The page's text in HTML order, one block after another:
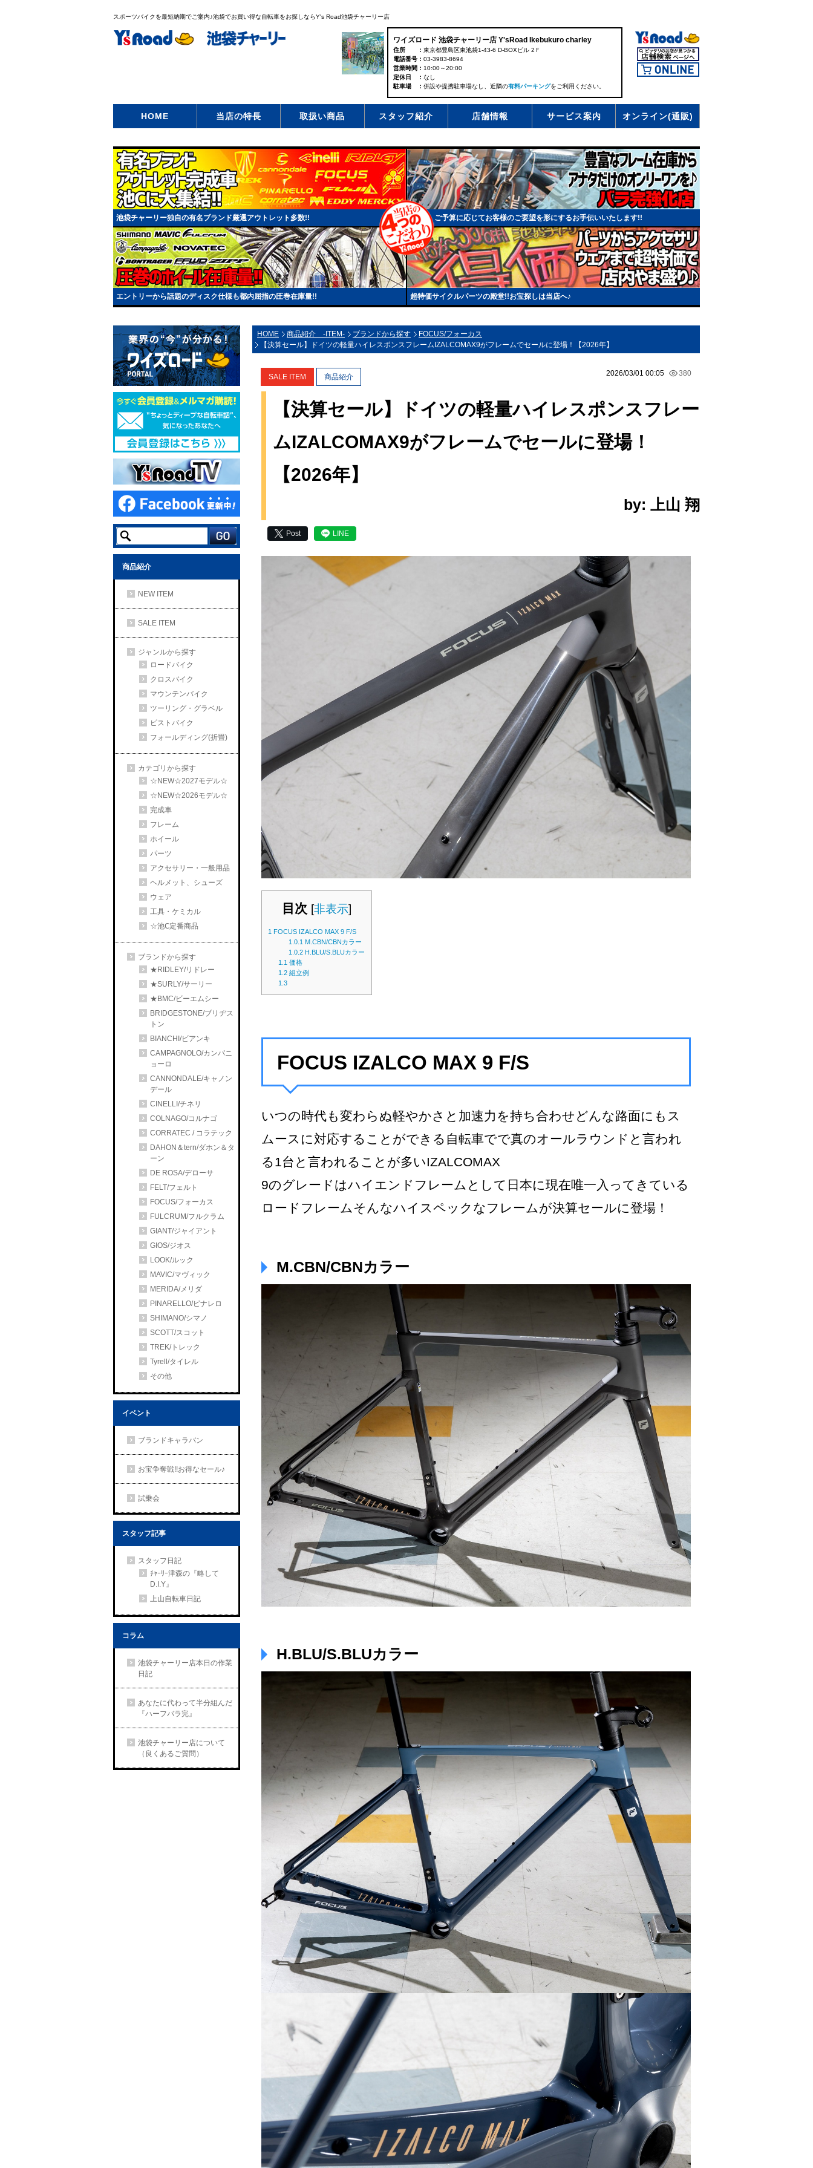
スポーツバイクを最短納期でご案内♪池袋でお買い得な自転車をお探しならY's Road池袋チャーリー店
ワイズロード 池袋チャーリー店 Y'sRoad Ikebukuro charley
住所
東京都豊島区東池袋1-43-6 D-BOXビル 2Ｆ
電話番号
03-3983-8694
営業時間
10:00～20:00
定休日
なし
駐車場
併設や提携駐車場なし、近隣の有料パーキングをご利用ください。
HOME 当店の特長 取扱い商品 スタッフ紹介 店舗情報 サービス案内 オンライン(通販)
池袋チャーリー独自の有名ブランド厳選アウトレット多数!! ご予算に応じてお客様のご要望を形にするお手伝いいたします!!
エントリーから話題のディスク仕様も都内屈指の圧巻在庫量!! 超特価サイクルパーツの殿堂!!お宝探しは当店へ♪
商品紹介
NEW ITEM
SALE ITEM
ジャンルから探す
ロードバイク
クロスバイク
マウンテンバイク
ツーリング・グラベル
ピストバイク
フォールディング(折畳)
カテゴリから探す
☆NEW☆2027モデル☆
☆NEW☆2026モデル☆
完成車
フレーム
ホイール
パーツ
アクセサリー・一般用品
ヘルメット、シューズ
ウェア
工具・ケミカル
☆池Ⅽ定番商品
ブランドから探す
★RIDLEY/リドレー
★SURLY/サーリー
★BMC/ビーエムシー
BRIDGESTONE/ブリヂス
トン
BIANCHI/ビアンキ
CAMPAGNOLO/カンパニ
ョーロ
CANNONDALE/キャノン
デール
CINELLI/チネリ
COLNAGO/コルナゴ
CORRATEC / コラテック
DAHON＆tern/ダホン＆タ
ーン
DE ROSA/デローサ
FELT/フェルト
FOCUS/フォーカス
FULCRUM/フルクラム
GIANT/ジャイアント
GIOS/ジオス
LOOK/ルック
MAVIC/マヴィック
MERIDA/メリダ
PINARELLO/ピナレロ
SHIMANO/シマノ
SCOTT/スコット
TREK/トレック
Tyrell/タイレル
その他
イベント
ブランドキャラバン
お宝争奪戦!!お得なセール♪
試乗会
スタッフ記事
スタッフ日記
ﾁｬｰﾘｰ津森の『略して
D.I.Y』
上山自転車日記
コラム
池袋チャーリー店本日の作業
日記
あなたに代わって半分組んだ
『ハーフバラ完』
池袋チャーリー店について
（良くあるご質問）
HOME 商品紹介 -ITEM- ブランドから探す
FOCUS/フォーカス
【決算セール】ドイツの軽量ハイレスポンスフレームIZALCOMAX9がフレームでセールに登場！【2026年】
2026/03/01 00:05 380
SALE ITEM 商品紹介
【決算セール】ドイツの軽量ハイレスポンスフレー
ムIZALCOMAX9がフレームでセールに登場！
【2026年】
by: 上山 翔
Post LINE
目次 [非表示]
1 FOCUS IZALCO MAX 9 F/S
1.0.1 M.CBN/CBNカラー
1.0.2 H.BLU/S.BLUカラー
1.1 価格
1.2 組立例
1.3
FOCUS IZALCO MAX 9 F/S
いつの時代も変わらぬ軽やかさと加速力を持ち合わせどんな路面にもス
ムースに対応することができる自転車でで真のオールラウンドと言われ
る1台と言われることが多いIZALCOMAX
9のグレードはハイエンドフレームとして日本に現在唯一入ってきている
ロードフレームそんなハイスペックなフレームが決算セールに登場！
M.CBN/CBNカラー
H.BLU/S.BLUカラー